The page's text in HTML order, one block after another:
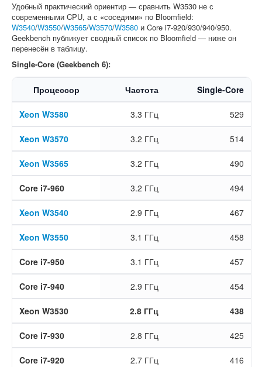
Удобный практический ориентир — сравнить W3530 не с
современными CPU, а с «соседями» по Bloomfield:
W3540/W3550/W3565/W3570/W3580 и Core i7-920/930/940/950.
Geekbench публикует сводный список по Bloomfield — ниже он
перенесён в таблицу.
Single-Core (Geekbench 6):
Процессор Частота Single-Core
Xeon W3580 3.3 ГГц 529
Xeon W3570 3.2 ГГц 514
Xeon W3565 3.2 ГГц 490
Core i7-960 3.2 ГГц 494
Xeon W3540 2.9 ГГц 467
Xeon W3550 3.1 ГГц 458
Core i7-950 3.1 ГГц 457
Core i7-940 2.9 ГГц 454
Xeon W3530 2.8 ГГц 438
Core i7-930 2.8 ГГц 425
Core i7-920 2.7 ГГц 416